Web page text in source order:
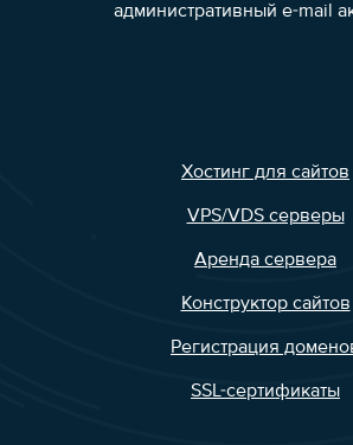
административный e-mail
Хостинг для сайтов
VPS/VDS серверы
Аренда сервера
Конструктор сайтов
Регистрация
SSL-сертификаты